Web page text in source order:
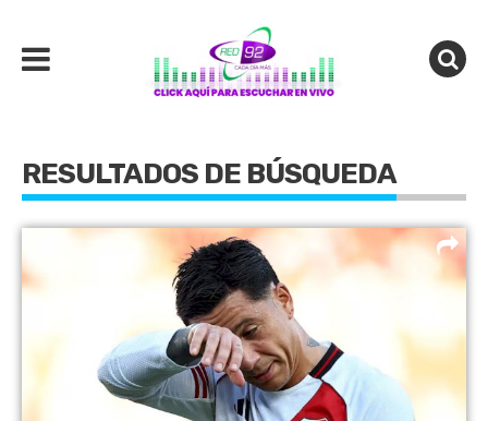
RESULTADOS DE BÚSQUEDA